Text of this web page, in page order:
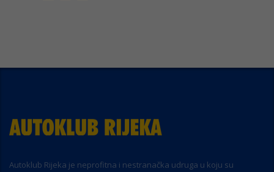
Autoklub Rijeka je neprofitna i nestranačka udruga u koju su